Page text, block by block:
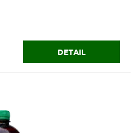
DETAIL